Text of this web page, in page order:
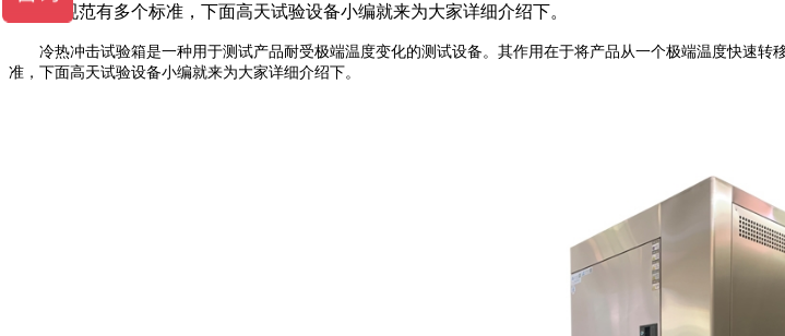
试验箱规范有多个标准，下面高天试验设备小编就来为大家详细介绍下。
冷热冲击试验箱是一种用于测试产品耐受极端温度变化的测试设备。其作用在于将产品从一个极端温度快速转
准，下面高天试验设备小编就来为大家详细介绍下。